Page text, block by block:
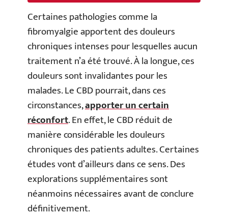
Certaines pathologies comme la
fibromyalgie apportent des douleurs
chroniques intenses pour lesquelles aucun
traitement n’a été trouvé. À la longue, ces
douleurs sont invalidantes pour les
malades. Le CBD pourrait, dans ces
circonstances,apporter un certain
réconfort. En effet, le CBD réduit de
manière considérable les douleurs
chroniques des patients adultes. Certaines
études vont d’ailleurs dans ce sens. Des
explorations supplémentaires sont
néanmoins nécessaires avant de conclure
définitivement.